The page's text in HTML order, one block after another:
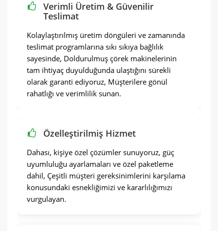
Verimli Üretim & Güvenilir
Teslimat
Kolaylaştırılmış üretim döngüleri ve zamanında
teslimat programlarına sıkı sıkıya bağlılık
sayesinde, Doldurulmuş çörek makinelerinin
tam ihtiyaç duyulduğunda ulaştığını sürekli
olarak garanti ediyoruz, Müşterilere gönül
rahatlığı ve verimlilik sunan.
Özelleştirilmiş Hizmet
Dahası, kişiye özel çözümler sunuyoruz, güç
uyumluluğu ayarlamaları ve özel paketleme
dahil, Çeşitli müşteri gereksinimlerini karşılama
konusundaki esnekliğimizi ve kararlılığımızı
vurgulayan.